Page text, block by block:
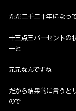
ただ二千二十年になっ
十三点三パーセントの
ーと
元元なんですね
だから結果的に言うと
ので